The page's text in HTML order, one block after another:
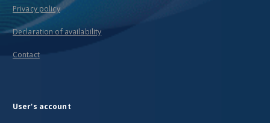
Privacy policy
Declaration of availability
Contact
User's account